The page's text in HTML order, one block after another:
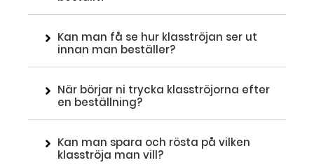
Kan man få se hur klasströjan ser ut
innan man beställer?
När börjar ni trycka klasströjorna efter
en beställning?
Kan man spara och rösta på vilken
klasströja man vill?